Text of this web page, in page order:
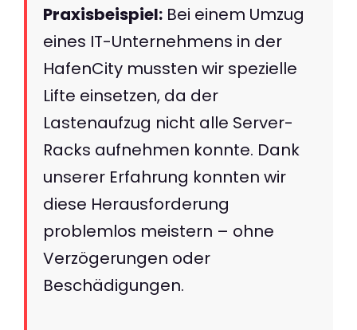
Praxisbeispiel: Bei einem Umzug
eines IT-Unternehmens in der
HafenCity mussten wir spezielle
Lifte einsetzen, da der
Lastenaufzug nicht alle Server-
Racks aufnehmen konnte. Dank
unserer Erfahrung konnten wir
diese Herausforderung
problemlos meistern – ohne
Verzögerungen oder
Beschädigungen.